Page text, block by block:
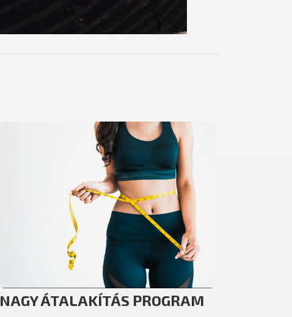
NAGY ÁTALAKÍTÁS PROGRAM